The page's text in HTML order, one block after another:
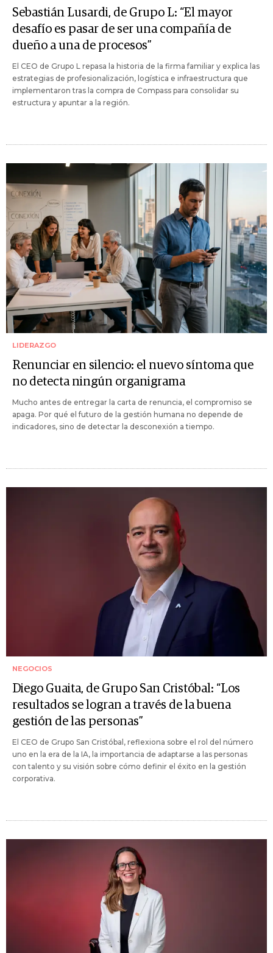
Sebastián Lusardi, de Grupo L: “El mayor
desafío es pasar de ser una compañía de
dueño a una de procesos”
El CEO de Grupo L repasa la historia de la firma familiar y explica las
estrategias de profesionalización, logística e infraestructura que
implementaron tras la compra de Compass para consolidar su
estructura y apuntar a la región.
LIDERAZGO
Renunciar en silencio: el nuevo síntoma que
no detecta ningún organigrama
Mucho antes de entregar la carta de renuncia, el compromiso se
apaga. Por qué el futuro de la gestión humana no depende de
indicadores, sino de detectar la desconexión a tiempo.
NEGOCIOS
Diego Guaita, de Grupo San Cristóbal: “Los
resultados se logran a través de la buena
gestión de las personas”
El CEO de Grupo San Cristóbal, reflexiona sobre el rol del número
uno en la era de la IA, la importancia de adaptarse a las personas
con talento y su visión sobre cómo definir el éxito en la gestión
corporativa.